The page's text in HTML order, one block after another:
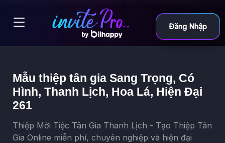
Đăng Nhập
Mẫu thiệp tân gia Sang Trọng, Có
Hình, Thanh Lịch, Hoa Lá, Hiện Đại
261
Thiệp Mời Tiệc Tân Gia Thanh Lịch - Tạo Thiệp Tân
Gia Online miễn phí, chuyên nghiệp và hiện đại